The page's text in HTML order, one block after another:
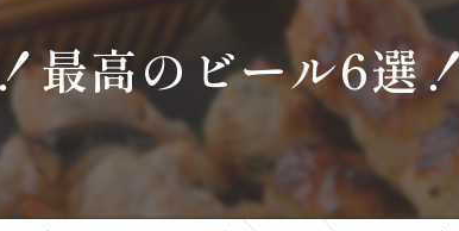
二次会
隠れ家
最高のビール6選